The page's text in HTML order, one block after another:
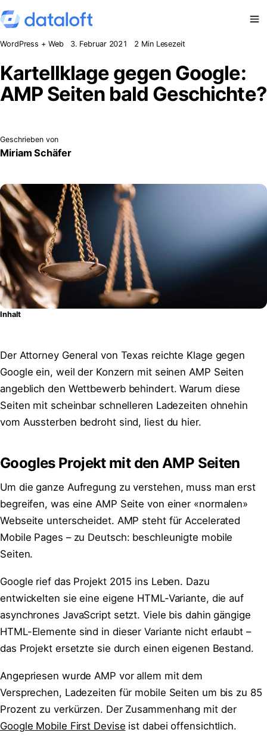
Zum Inhalt springen
WordPress + Web 3. Februar 2021 2 Min Lesezeit
Kartellklage gegen Google:
AMP Seiten bald Geschichte?
Geschrieben von
Miriam Schäfer
Inhalt
Der Attorney General von Texas reichte Klage gegen
Google ein, weil der Konzern mit seinen AMP Seiten
angeblich den Wettbewerb behindert. Warum diese
Seiten mit scheinbar schnelleren Ladezeiten ohnehin
vom Aussterben bedroht sind, liest du hier.
Googles Projekt mit den AMP Seiten
Um die ganze Aufregung zu verstehen, muss man erst
begreifen, was eine AMP Seite von einer «normalen»
Webseite unterscheidet. AMP steht für Accelerated
Mobile Pages – zu Deutsch: beschleunigte mobile
Seiten.
Google rief das Projekt 2015 ins Leben. Dazu
entwickelten sie eine eigene HTML-Variante, die auf
asynchrones JavaScript setzt. Viele bis dahin gängige
HTML-Elemente sind in dieser Variante nicht erlaubt –
das Projekt ersetzte sie durch einen eigenen Bestand.
Angepriesen wurde AMP vor allem mit dem
Versprechen, Ladezeiten für mobile Seiten um bis zu 85
Prozent zu verkürzen. Der Zusammenhang mit der
Google Mobile First Devise ist dabei offensichtlich.